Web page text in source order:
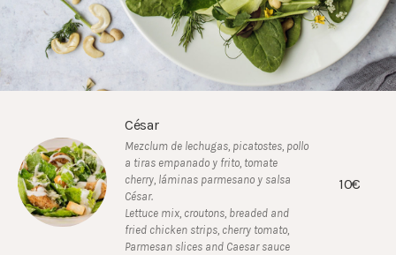
César
Mezclum de lechugas, picatostes, pollo
a tiras empanado y frito, tomate
cherry, láminas parmesano y salsa
César.
Lettuce mix, croutons, breaded and
fried chicken strips, cherry tomato,
Parmesan slices and Caesar sauce
10€